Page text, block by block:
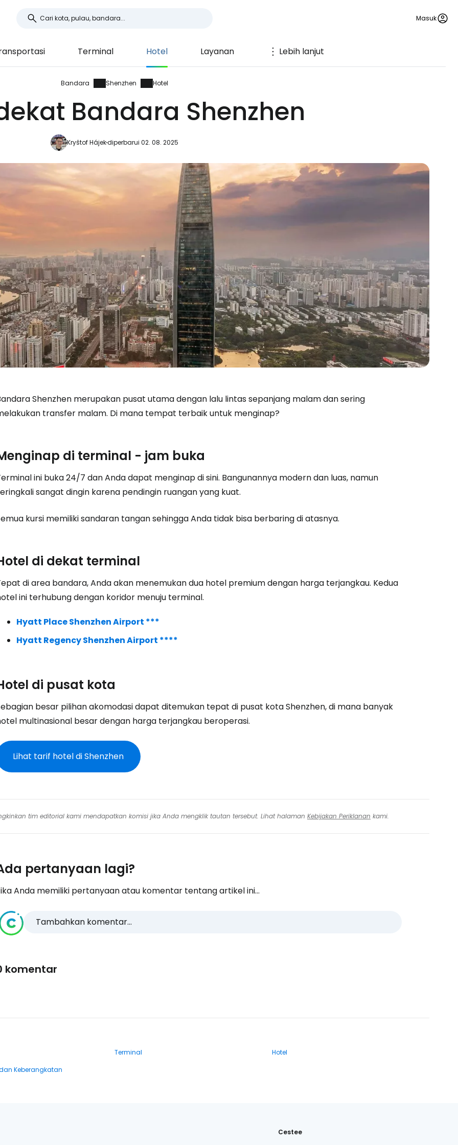
Masuk
Terminal Hotel Layanan Lebih lanjut
Bandara Shenzhen Hotel
Bandara Shenzhen
Kryštof Hájekdiperbarui 02. 08. 2025
Shenzhen merupakan pusat utama dengan lalu lintas sepanjang malam dan sering
transfer malam. Di mana tempat terbaik untuk menginap?
di terminal - jam buka
ini buka 24/7 dan Anda dapat menginap di sini. Bangunannya modern dan luas, namun
sangat dingin karena pendingin ruangan yang kuat.
kursi memiliki sandaran tangan sehingga Anda tidak bisa berbaring di atasnya.
di dekat terminal
di area bandara, Anda akan menemukan dua hotel premium dengan harga terjangkau. Kedua
ini terhubung dengan koridor menuju terminal.
Hyatt Place Shenzhen Airport ***
Hyatt Regency Shenzhen Airport ****
di pusat kota
besar pilihan akomodasi dapat ditemukan tepat di pusat kota Shenzhen, di mana banyak
multinasional besar dengan harga terjangkau beroperasi.
Lihat tarif hotel di Shenzhen
tim editorial kami mendapatkan komisi jika Anda mengklik tautan tersebut. Lihat halaman Kebijakan Periklanan kami.
pertanyaan lagi?
Anda memiliki pertanyaan atau komentar tentang artikel ini...
Tambahkan komentar...
komentar
Terminal
Hotel
Keberangkatan
Cestee
Masuk ke Cestee
Lanjutkan dengan Facebook